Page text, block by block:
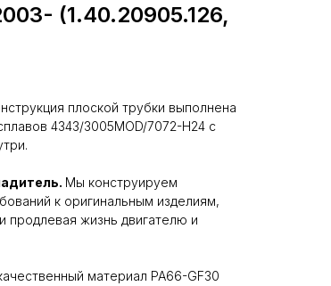
(1.40.20905.126,
плоской трубки выполнена
4343/3005MOD/7072-H24 с
Мы конструируем
к оригинальным изделиям,
продлевая жизнь двигателю и
материал PA66-GF30